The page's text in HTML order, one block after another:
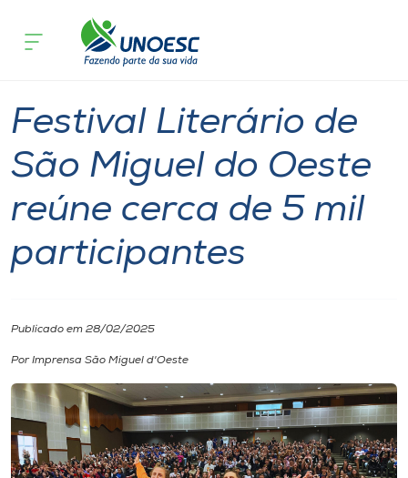
Cursos
Pesquisa
Atendimento ao Estudante
Portal de Ensino
Internacionalização
I.nova
Festival Literário de
São Miguel do Oeste
reúne cerca de 5 mil
participantes
Publicado em 28/02/2025
Por Imprensa São Miguel d'Oeste